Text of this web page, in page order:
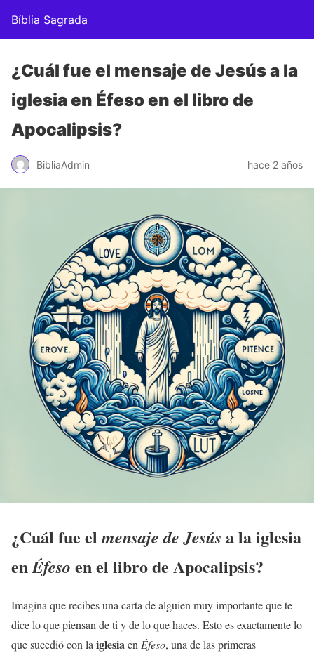
Bíblia Sagrada
¿Cuál fue el mensaje de Jesús a la
iglesia en Éfeso en el libro de
Apocalipsis?
BibliaAdmin hace 2 años
¿Cuál fue elmensaje de Jesús a laiglesia
enÉfeso en el libro de Apocalipsis?
Imagina que recibes una carta de alguien muy importante que te
dice lo que piensan de ti y de lo que haces. Esto es exactamente lo
que sucedió con la iglesiaen Éfeso, una de las primeras